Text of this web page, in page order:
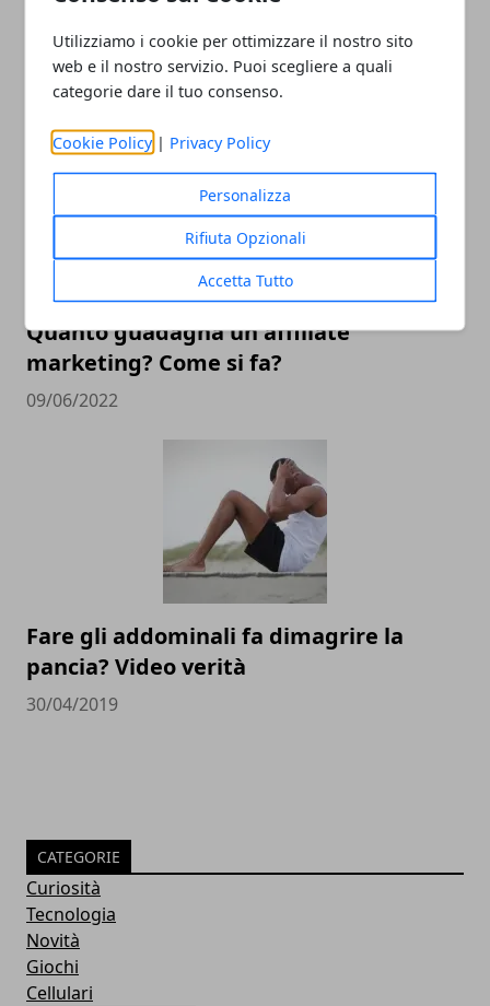
Utilizziamo i cookie per ottimizzare il nostro sito
web e il nostro servizio. Puoi scegliere a quali
categorie dare il tuo consenso.
Cookie Policy | Privacy Policy
Personalizza
Rifiuta Opzionali
Accetta Tutto
soluzioni alternative per mettersi in
forma
19/06/2023
Quanto guadagna un affiliate
marketing? Come si fa?
09/06/2022
Fare gli addominali fa dimagrire la
pancia? Video verità
30/04/2019
CATEGORIE
Curiosità
Tecnologia
Novità
Giochi
Cellulari